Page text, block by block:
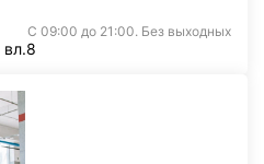
С 09:00 до 21:00. Без выходных